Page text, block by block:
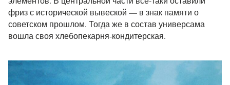
фриз с исторической вывеской — в знак памяти о
советском прошлом. Тогда же в состав универсама
вошла своя хлебопекарня-кондитерская.